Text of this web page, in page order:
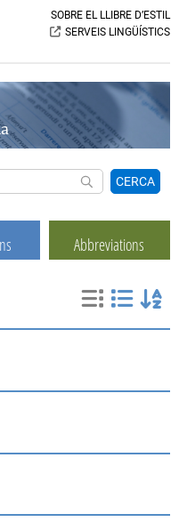
SOBRE EL LLIBRE D’ESTIL
SERVEIS LINGÜÍSTICS
CERCA
Abbreviations